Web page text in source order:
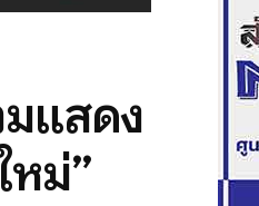
มแสดง
หม่”